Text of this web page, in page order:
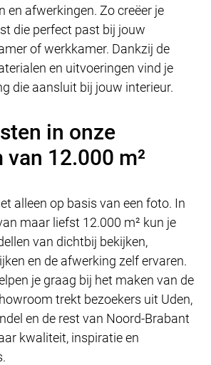
en afwerkingen. Zo creëer je
die perfect past bij jouw
of werkkamer. Dankzij de
en uitvoeringen vind je
die aansluit bij jouw interieur.
in onze
12.000 m²
alleen op basis van een foto. In
maar liefst 12.000 m² kun je
van dichtbij bekijken,
en de afwerking zelf ervaren.
je graag bij het maken van de
trekt bezoekers uit Uden,
en de rest van Noord-Brabant
kwaliteit, inspiratie en